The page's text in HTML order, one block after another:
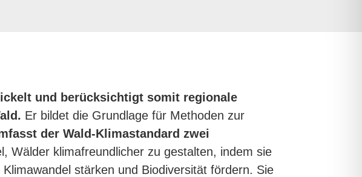
und berücksichtigt somit regionale
Er bildet die Grundlage für Methoden zur
der Wald-Klimastandard zwei
Wälder klimafreundlicher zu gestalten, indem sie
stärken und Biodiversität fördern. Sie